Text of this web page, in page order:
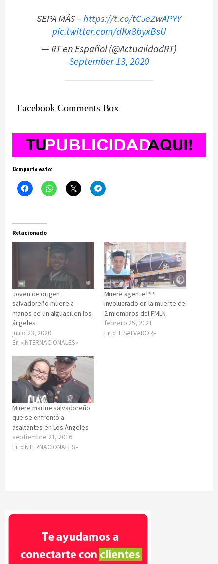
SEPA MÁS –https://t.co/tCJeZwAPYY
pic.twitter.com/dKx8byxBsU
— RT en Español (@ActualidadRT)
September 13, 2020
Facebook Comments Box
Comparte esto:
Relacionado
Joven de origen
salvadoreño muere a
manos de un alguacil en los
ángeles.
junio 23, 2020
En «INTERNACIONALES»
Muere agente PPI
involucrado en la muerte de
2 miembros del FMLN
febrero 25, 2021
En «EL SALVADOR»
Muere marine salvadoreño
que se enfrentó a
asaltantes en Los Ángeles
septiembre 21, 2016
En «INTERNACIONALES»